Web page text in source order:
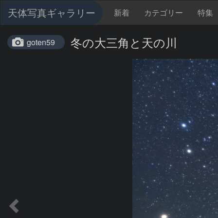
天体写真ギャラリー 新着 カテゴリー 特集
goten59 冬の大三角と天の川